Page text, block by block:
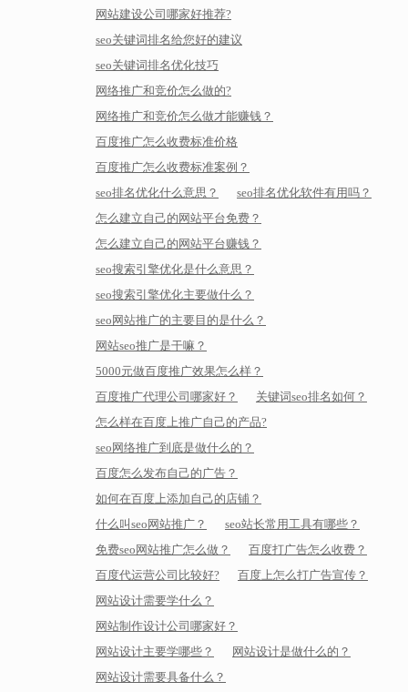
网站建设公司哪家好推荐?
seo关键词排名给您好的建议
seo关键词排名优化技巧
网络推广和竞价怎么做的?
网络推广和竞价怎么做才能赚钱？
百度推广怎么收费标准价格
百度推广怎么收费标准案例？
seo排名优化什么意思？
seo排名优化软件有用吗？
怎么建立自己的网站平台免费？
怎么建立自己的网站平台赚钱？
seo搜索引擎优化是什么意思？
seo搜索引擎优化主要做什么？
seo网站推广的主要目的是什么？
网站seo推广是干嘛？
5000元做百度推广效果怎么样？
百度推广代理公司哪家好？
关键词seo排名如何？
怎么样在百度上推广自己的产品?
seo网络推广到底是做什么的？
百度怎么发布自己的广告？
如何在百度上添加自己的店铺？
什么叫seo网站推广？
seo站长常用工具有哪些？
免费seo网站推广怎么做？
百度打广告怎么收费？
百度代运营公司比较好?
百度上怎么打广告宣传？
网站设计需要学什么？
网站制作设计公司哪家好？
网站设计主要学哪些？
网站设计是做什么的？
网站设计需要具备什么？